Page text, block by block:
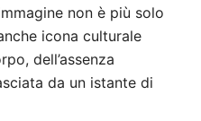
non è più solo
icona culturale
dell’assenza
da un istante di